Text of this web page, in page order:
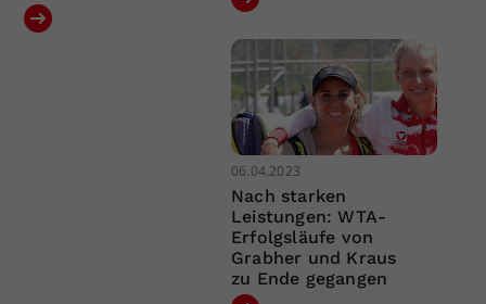
06.04.2023
Nach starken
Leistungen: WTA-
Erfolgsläufe von
Grabher und Kraus
zu Ende gegangen